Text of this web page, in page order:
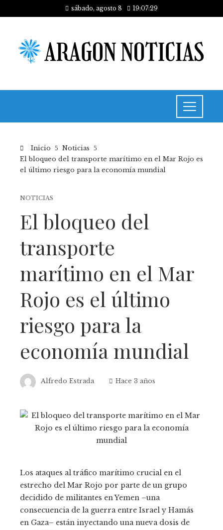
sábado, agosto 8 19:07:29
Inicio
Noticias
El bloqueo del transporte marítimo en el Mar Rojo es
el último riesgo para la economía mundial
NOTICIAS
El bloqueo del
transporte
marítimo en el Mar
Rojo es el último
riesgo para la
economía mundial
Alfredo Estrada Hace 3 años
Los ataques al tráfico marítimo crucial en el
estrecho del Mar Rojo por parte de un grupo
decidido de militantes en Yemen –una
consecuencia de la guerra entre Israel y Hamás
en Gaza– están inyectando una nueva dosis de